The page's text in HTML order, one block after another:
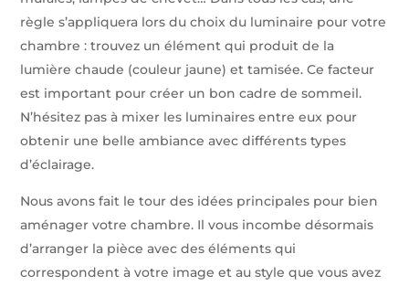
règle s’appliquera lors du choix du luminaire pour votre
chambre : trouvez un élément qui produit de la
lumière chaude (couleur jaune) et tamisée. Ce facteur
est important pour créer un bon cadre de sommeil.
N’hésitez pas à mixer les luminaires entre eux pour
obtenir une belle ambiance avec différents types
d’éclairage.
Nous avons fait le tour des idées principales pour bien
aménager votre chambre. Il vous incombe désormais
d’arranger la pièce avec des éléments qui
correspondent à votre image et au style que vous avez